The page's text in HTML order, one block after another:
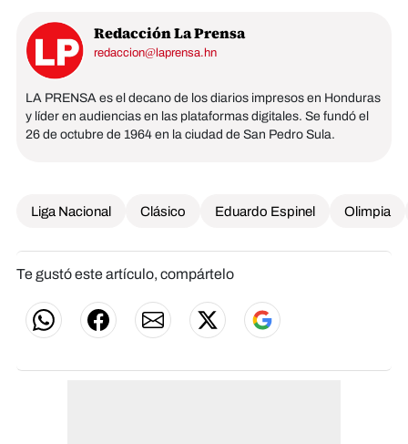
Redacción La Prensa
redaccion@laprensa.hn
LA PRENSA es el decano de los diarios impresos en Honduras
y líder en audiencias en las plataformas digitales. Se fundó el
26 de octubre de 1964 en la ciudad de San Pedro Sula.
Liga Nacional Clásico Eduardo Espinel Olimpia
Te gustó este artículo, compártelo